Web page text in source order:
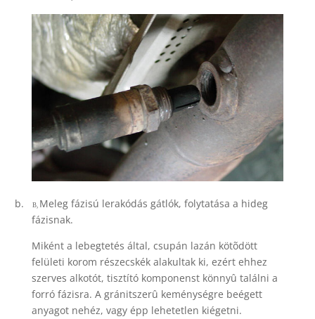
b. B, Meleg fázisú lerakódás gátlók, folytatása a hideg
fázisnak.
Miként a lebegtetés által, csupán lazán kötõdött
felületi korom részecskék alakultak ki, ezért ehhez
szerves alkotót, tisztító komponenst könnyû találni a
forró fázisra. A gránitszerû keménységre beégett
anyagot nehéz, vagy épp lehetetlen kiégetni.